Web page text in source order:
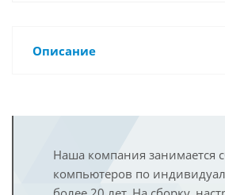
Описание
Наша компания занимается
компьютеров по